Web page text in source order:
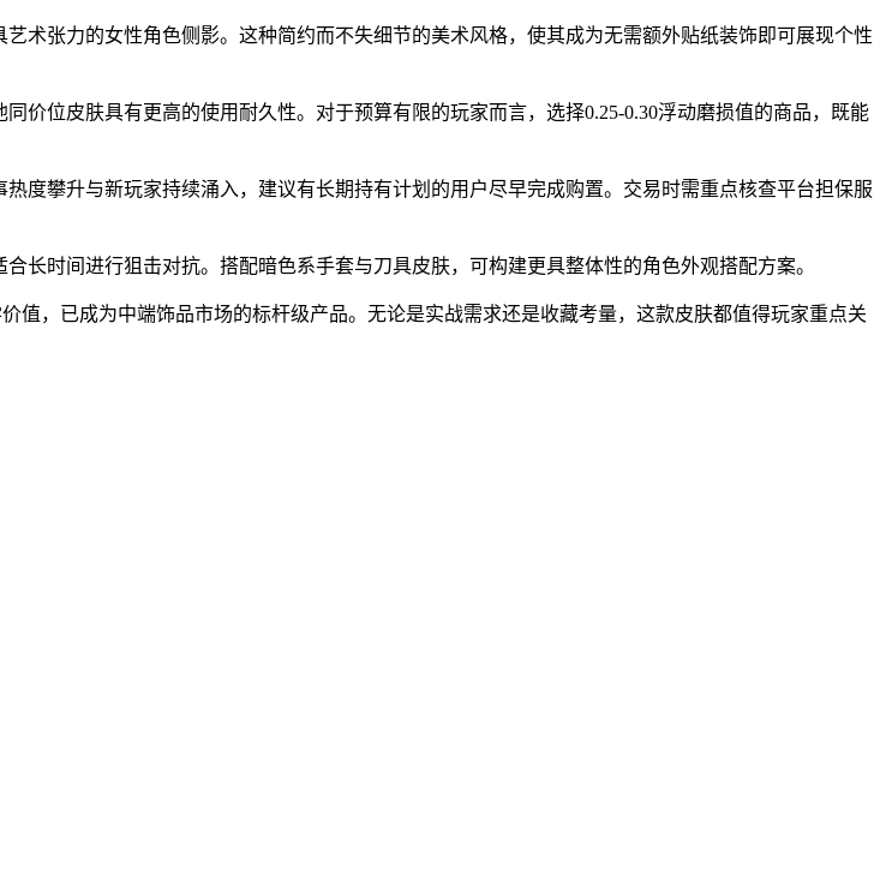
张力的女性角色侧影。这种简约而不失细节的美术风格，使其成为无需额外贴纸装饰即可展现个性
价位皮肤具有更高的使用耐久性。对于预算有限的玩家而言，选择0.25-0.30浮动磨损值的商品，既能
度攀升与新玩家持续涌入，建议有长期持有计划的用户尽早完成购置。交易时需重点核查平台担保服
长时间进行狙击对抗。搭配暗色系手套与刀具皮肤，可构建更具整体性的角色外观搭配方案。
值，已成为中端饰品市场的标杆级产品。无论是实战需求还是收藏考量，这款皮肤都值得玩家重点关